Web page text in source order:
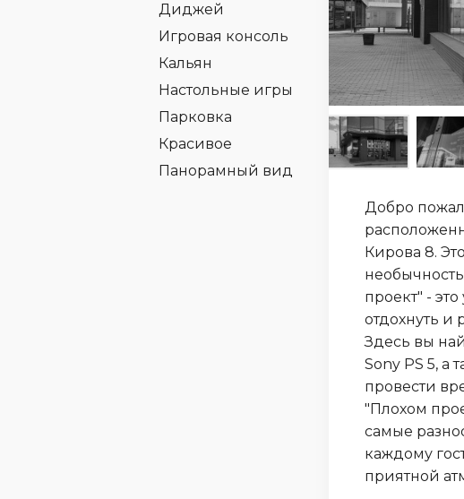
Диджей
Игровая консоль
Кальян
Настольные игры
Парковка
Красивое
Панорамный вид
Добро
Кирова 8.
проект" -
отдохнуть и
Здесь вы
Sony PS 5, а
провести
"Плохом
самые
каждому
приятной